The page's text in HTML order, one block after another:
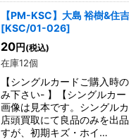
【PM-KSC】大島 裕樹&住吉
[KSC/01-026]
20円 (税込)
在庫12個
【シングルカードご購入時
み下さい- 】【シングルカー
画像は見本です。シングル
店頭買取にて良品のみを出
すが、初期キズ・ホイ…